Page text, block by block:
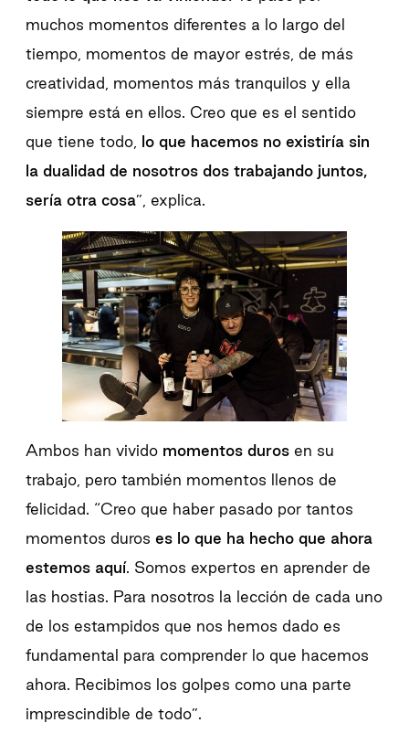
muchos momentos diferentes a lo largo del
tiempo, momentos de mayor estrés, de más
creatividad, momentos más tranquilos y ella
siempre está en ellos. Creo que es el sentido
que tiene todo, lo que hacemos no existiría sin
la dualidad de nosotros dos trabajando juntos,
sería otra cosa”, explica.
Ambos han vivido momentos durosen su
trabajo, pero también momentos llenos de
felicidad. “Creo que haber pasado por tantos
momentos duros es lo que ha hecho que ahora
estemos aquí. Somos expertos en aprender de
las hostias. Para nosotros la lección de cada uno
de los estampidos que nos hemos dado es
fundamental para comprender lo que hacemos
ahora. Recibimos los golpes como una parte
imprescindible de todo”.